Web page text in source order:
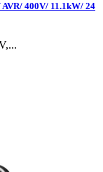
400V/ 11.1kW/ 24